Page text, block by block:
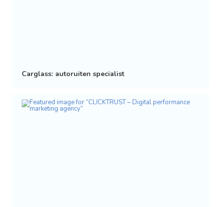
Carglass: autoruiten specialist